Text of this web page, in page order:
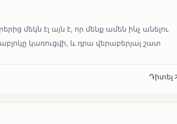
մեկն էլ այն է, որ մենք ամեն ինչ անելու
կառուցվի, և դրա վերաբերյալ շատ
Դիտել